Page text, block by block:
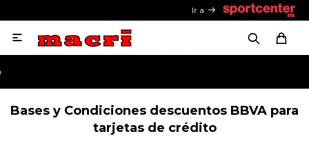
Ir a

Bases y Condiciones descuentos BBVA para
tarjetas de crédito